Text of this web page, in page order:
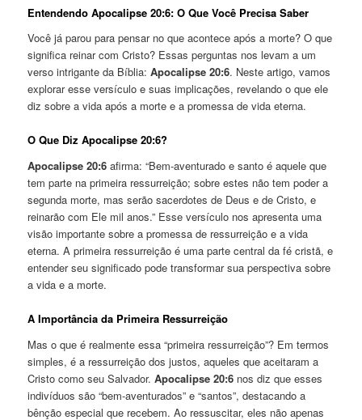
Entendendo Apocalipse 20:6: O Que Você Precisa Saber
Você já parou para pensar no que acontece após a morte? O que
significa reinar com Cristo? Essas perguntas nos levam a um
verso intrigante da Bíblia:Apocalipse 20:6. Neste artigo, vamos
explorar esse versículo e suas implicações, revelando o que ele
diz sobre a vida após a morte e a promessa de vida eterna.
O Que Diz Apocalipse 20:6?
Apocalipse 20:6 afirma: “Bem-aventurado e santo é aquele que
tem parte na primeira ressurreição; sobre estes não tem poder a
segunda morte, mas serão sacerdotes de Deus e de Cristo, e
reinarão com Ele mil anos.” Esse versículo nos apresenta uma
visão importante sobre a promessa de ressurreição e a vida
eterna. A primeira ressurreição é uma parte central da fé cristã, e
entender seu significado pode transformar sua perspectiva sobre
a vida e a morte.
A Importância da Primeira Ressurreição
Mas o que é realmente essa “primeira ressurreição”? Em termos
simples, é a ressurreição dos justos, aqueles que aceitaram a
Cristo como seu Salvador.Apocalipse 20:6 nos diz que esses
indivíduos são “bem-aventurados” e “santos”, destacando a
bênção especial que recebem. Ao ressuscitar, eles não apenas